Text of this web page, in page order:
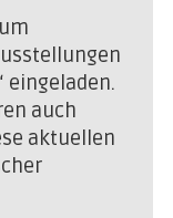
eingeladen.
auch
aktuellen